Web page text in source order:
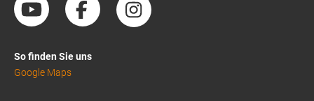
So finden Sie uns
Google Maps